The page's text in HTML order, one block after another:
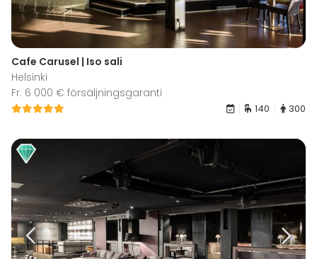
Cafe Carusel | Iso sali
Helsinki
Fr. 6 000 € försäljningsgaranti
140 300